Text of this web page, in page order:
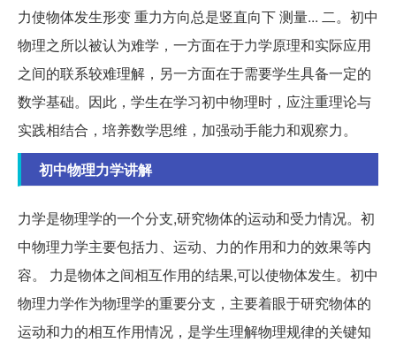
力使物体发生形变 重力方向总是竖直向下 测量... 二。初中
物理之所以被认为难学，一方面在于力学原理和实际应用
之间的联系较难理解，另一方面在于需要学生具备一定的
数学基础。因此，学生在学习初中物理时，应注重理论与
实践相结合，培养数学思维，加强动手能力和观察力。
初中物理力学讲解
力学是物理学的一个分支,研究物体的运动和受力情况。初
中物理力学主要包括力、运动、力的作用和力的效果等内
容。 力是物体之间相互作用的结果,可以使物体发生。初中
物理力学作为物理学的重要分支，主要着眼于研究物体的
运动和力的相互作用情况，是学生理解物理规律的关键知